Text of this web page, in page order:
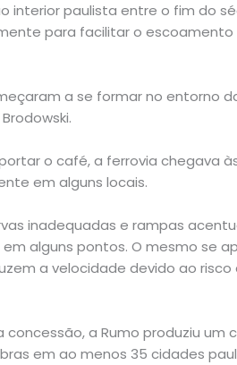
interior paulista entre o fim do
para facilitar o
a se formar no entorno
o café, a ferrovia chegava
em alguns locais.
inadequadas e rampas
alguns pontos. O mesmo se
a velocidade devido ao
a Rumo produziu um
em ao menos 35 cidades